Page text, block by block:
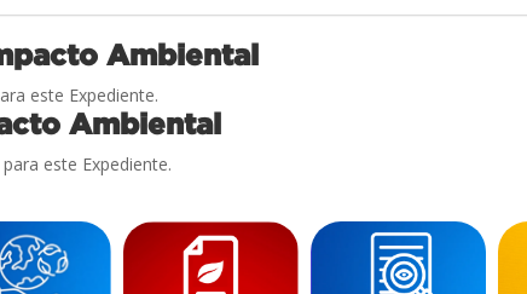
Ambiental
este Expediente.
Ambiental
este Expediente.